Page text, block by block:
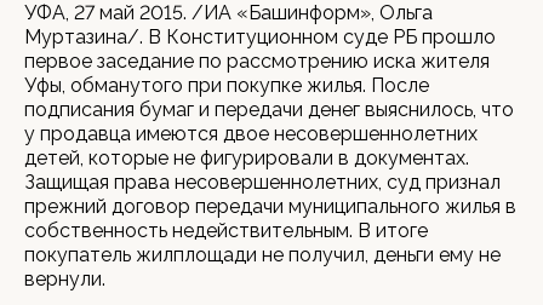
УФА, 27 май 2015. /ИА «Башинформ», Ольга
Муртазина/. В Конституционном суде РБ прошло
первое заседание по рассмотрению иска жителя
Уфы, обманутого при покупке жилья. После
подписания бумаг и передачи денег выяснилось, что
у продавца имеются двое несовершеннолетних
детей, которые не фигурировали в документах.
Защищая права несовершеннолетних, суд признал
прежний договор передачи муниципального жилья в
собственность недействительным. В итоге
покупатель жилплощади не получил, деньги ему не
вернули.